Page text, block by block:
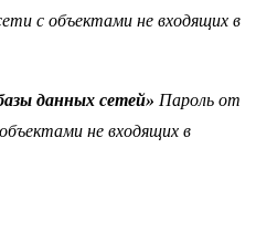
с объектами не входящих в
данных сетей» Пароль от
не входящих в